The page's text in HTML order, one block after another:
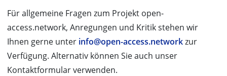
Für allgemeine Fragen zum Projekt open-
access.network, Anregungen und Kritik stehen wir
Ihnen gerne unter info@open-access.networkzur
Verfügung. Alternativ können Sie auch unser
Kontaktformular verwenden.